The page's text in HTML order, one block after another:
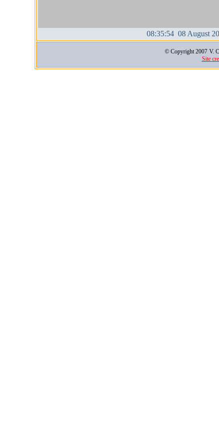
08:35:55 08 August
© Copyright 2007 V.
Site